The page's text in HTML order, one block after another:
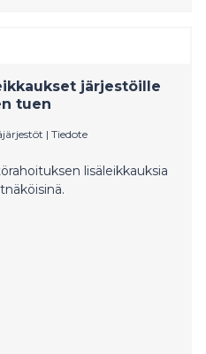
järjestöille
tuen
| Tiedote
lisäleikkauksia